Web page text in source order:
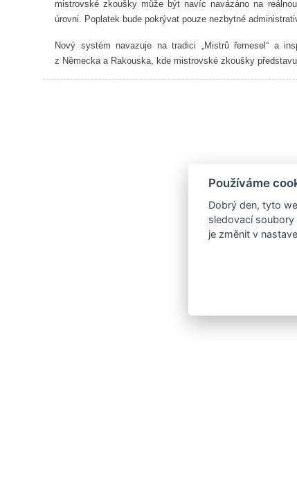
mistrovské zkoušky může být navíc navázáno na
úrovni. Poplatek bude pokrývat pouze nezbytné
Nový systém navazuje na tradici „Mistrů řemesel“ a
z Německa a Rakouska, kde mistrovské zkoušky
Používáme
Dobrý den, tyto
sledovací
je změnit v